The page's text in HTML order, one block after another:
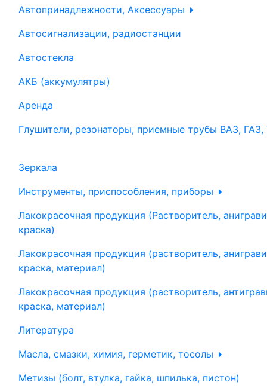
Автопринадлежности, Аксессуары
Автосигнализации, радиостанции
Автостекла
АКБ (аккумулятры)
Аренда
Глушители, резонаторы, приемные трубы ВАЗ, ГАЗ,
Зеркала
Инструменты, приспособления, приборы
Лакокрасочная продукция (Растворитель,
краска)
Лакокрасочная продукция (растворитель,
краска, материал)
Лакокрасочная продукция (растворитель,
краска, материал)
Литература
Масла, смазки, химия, герметик, тосолы
Метизы (болт, втулка, гайка, шпилька, пистон)